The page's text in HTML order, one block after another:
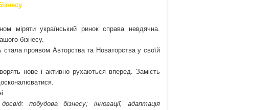
міряти український ринок справа невдячна.
бізнесу.
стала проявом Авторства та Новаторства у своїй
нове і активно рухаються вперед. Замість
побудова бізнесу; інновації, адаптація